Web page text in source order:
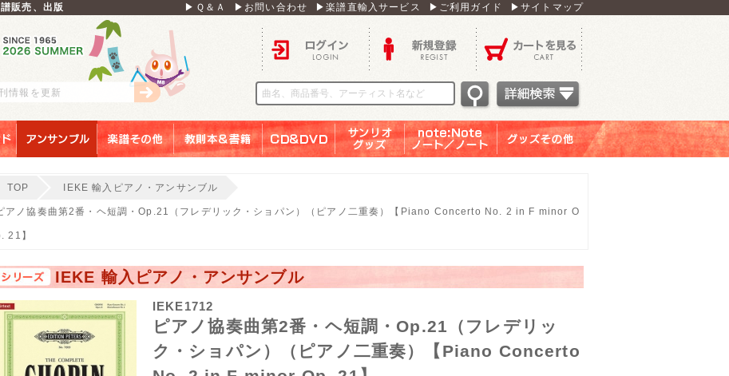
販売、出版 ▶Ｑ＆Ａ ▶お問い合わせ ▶楽譜直輸入サービス ▶ご利用ガイド ▶サイトマップ
情報を更新
TOP IEKE 輸入ピアノ・アンサンブル
アノ協奏曲第2番・ヘ短調・Op.21（フレデリック・ショパン）（ピアノ二重奏）【Piano Concerto No. 2 in F minor O
21】
IEKE 輸入ピアノ・アンサンブル
IEKE1712
ピアノ協奏曲第2番・ヘ短調・Op.21（フレデリッ
ク・ショパン）（ピアノ二重奏）【Piano Concerto